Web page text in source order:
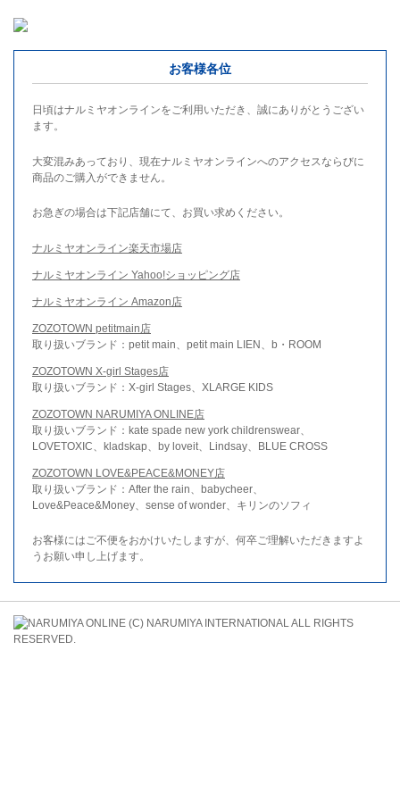
お客様各位
日頃はナルミヤオンラインをご利用いただき、誠にありがとうござい
ます。
大変混みあっており、現在ナルミヤオンラインへのアクセスならびに
商品のご購入ができません。
お急ぎの場合は下記店舗にて、お買い求めください。
ナルミヤオンライン楽天市場店
ナルミヤオンライン Yahoo!ショッピング店
ナルミヤオンライン Amazon店
ZOZOTOWN petitmain店
取り扱いブランド：petit main、petit main LIEN、b・ROOM
ZOZOTOWN X-girl Stages店
取り扱いブランド：X-girl Stages、XLARGE KIDS
ZOZOTOWN NARUMIYA ONLINE店
取り扱いブランド：kate spade new york childrenswear、
LOVETOXIC、kladskap、by loveit、Lindsay、BLUE CROSS
ZOZOTOWN LOVE&PEACE&MONEY店
取り扱いブランド：After the rain、babycheer、
Love&Peace&Money、sense of wonder、キリンのソフィ
お客様にはご不便をおかけいたしますが、何卒ご理解いただきますよ
うお願い申し上げます。